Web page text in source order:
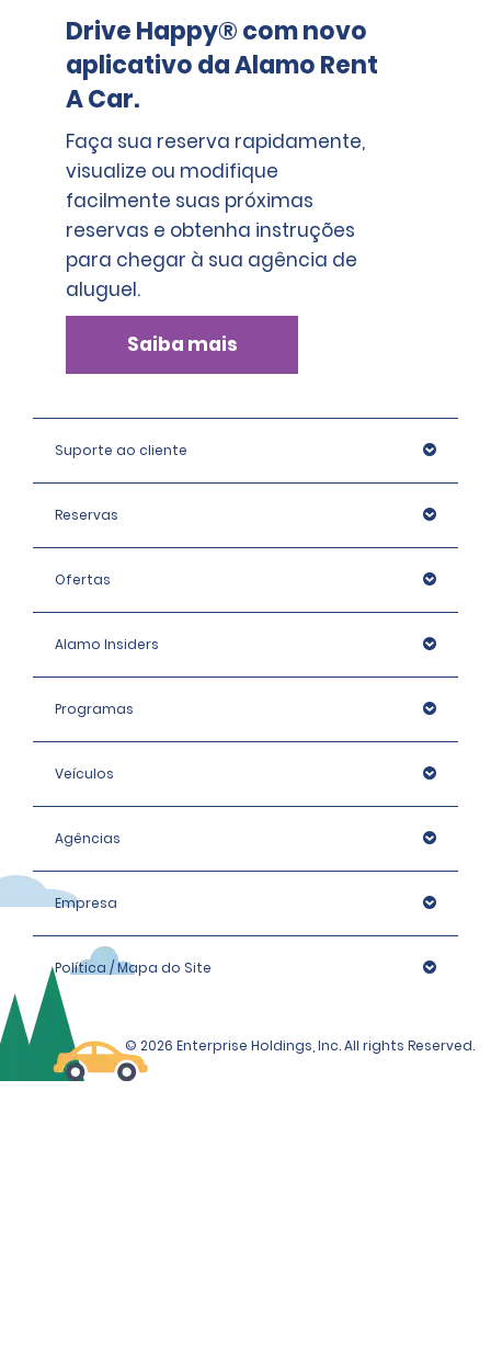
Drive Happy® com novo
aplicativo da Alamo Rent
A Car.
Faça sua reserva rapidamente,
visualize ou modifique
facilmente suas próximas
reservas e obtenha instruções
para chegar à sua agência de
aluguel.
Saiba mais
Suporte ao cliente
Reservas
Ofertas
Alamo Insiders
Programas
Veículos
Agências
Empresa
Política / Mapa do Site
© 2026 Enterprise Holdings, Inc. All rights Reserved.